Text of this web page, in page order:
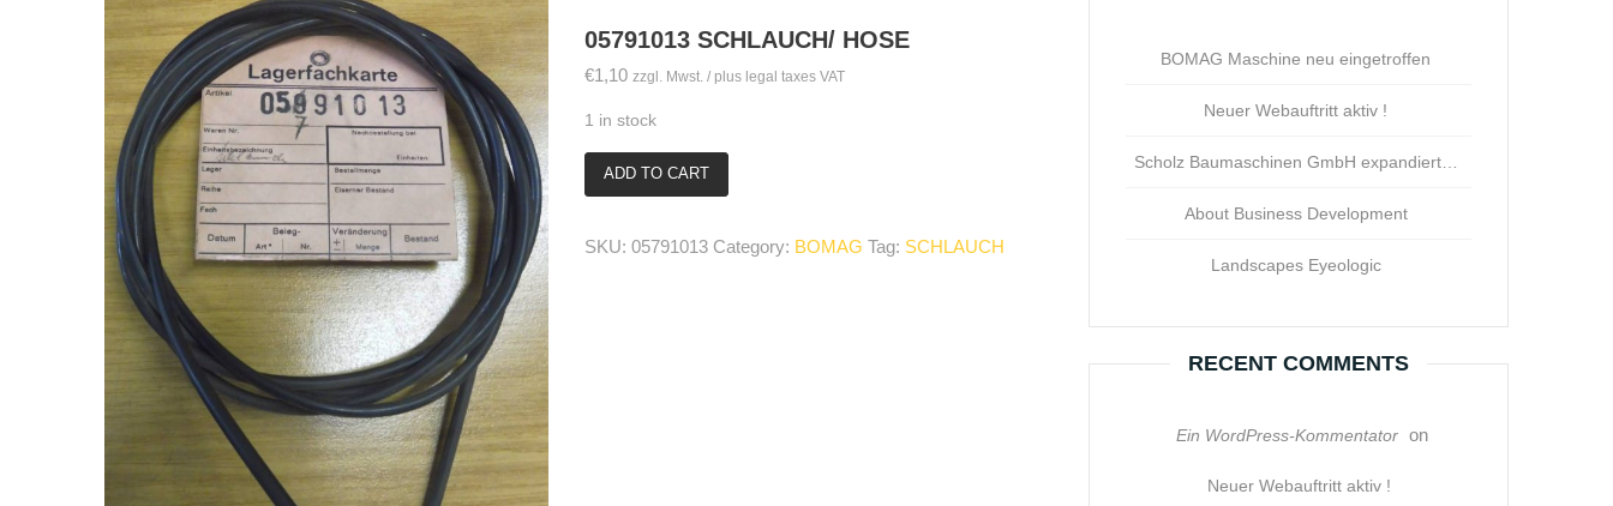
05791013 SCHLAUCH/ HOSE
€1,10 zzgl. Mwst. / plus legal taxes VAT
1 in stock
05791013
quantity
ADD TO CART
SKU:05791013 Category: BOMAG Tag: SCHLAUCH
BOMAG Maschine neu eingetroffen
Neuer Webauftritt aktiv !
Scholz Baumaschinen GmbH expandiert…
About Business Development
Landscapes Eyeologic
RECENT COMMENTS
Ein WordPress-Kommentator on
Neuer Webauftritt aktiv !